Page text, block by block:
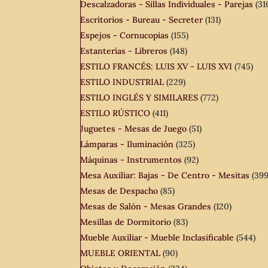
Descalzadoras - Sillas Individuales - Parejas
Escritorios - Bureau - Secreter (131)
Espejos - Cornucopias (155)
Estanterías - Libreros (148)
ESTILO FRANCÉS: LUIS XV - LUIS XVI (745)
ESTILO INDUSTRIAL (229)
ESTILO INGLÉS Y SIMILARES (772)
ESTILO RÚSTICO (411)
Juguetes - Mesas de Juego (51)
Lámparas - Iluminación (325)
Máquinas - Instrumentos (92)
Mesa Auxiliar: Bajas - De Centro - Mesitas
Mesas de Despacho (85)
Mesas de Salón - Mesas Grandes (120)
Mesillas de Dormitorio (83)
Mueble Auxiliar - Mueble Inclasificable (544)
MUEBLE ORIENTAL (90)